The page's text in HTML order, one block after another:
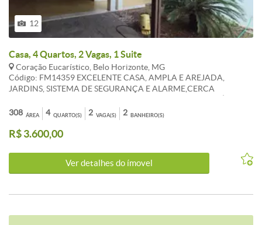
12
Casa, 4 Quartos, 2 Vagas, 1 Suite
Coração Eucarístico, Belo Horizonte, MG
Código: FM14359 EXCELENTE CASA, AMPLA E AREJADA,
JARDINS, SISTEMA DE SEGURANÇA E ALARME,CERCA
SENDO UMA SUÍTE COM ARMÁRIOS E BOX BLINDEX, BANHO
SOCIAL COM BOX BLINDEX,ARMÁRIOS, E BANHEIRA DE
HIDROMASSAGEM, POSSUI SALA DE ESTAR, SALA DE JANTAR E
ARMÁRIOS, PIA EM L GRANITO PRETO,ÁREA EXTERNA COM
QUARTO DE DESPEJO, TANQUE. DESTAQUE: CASA TODA
ÁREA
308 QUARTO(S)
4 VAGA(S)
2 BANHEIRO(S)
2
R$ 3.600,00
Ver detalhes do ímovel